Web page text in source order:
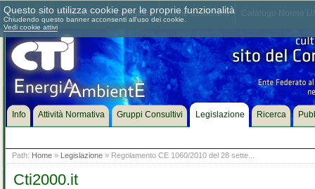
Chi siamo Dove siamo Contattaci Come associarsi
Info Attività Normativa Gruppi Consultivi Legislazione Ricerca
Path: Home » Legislazione » Regolamento CE 1060/2010 del 28 sette...
Cti2000.it
Questo sito utilizza cookie per le proprie funzionalità
Chiudendo questo banner acconsenti all'uso dei cookie.
Vedi cookie attivi